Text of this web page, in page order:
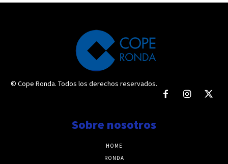
© Cope Ronda. Todos los derechos reservados.
Sobre nosotros
HOME
RONDA